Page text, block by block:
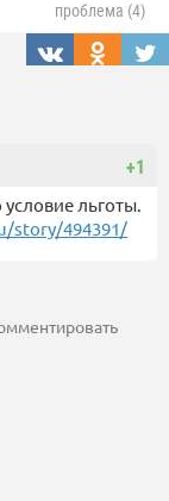
проблема (4)
+1
льготы.
story/494391/